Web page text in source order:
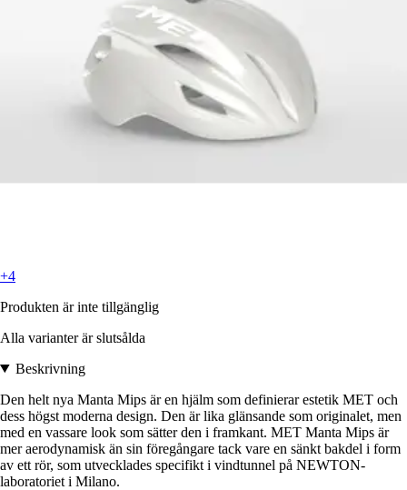
+4
Produkten är inte tillgänglig
Alla varianter är slutsålda
Beskrivning
Den helt nya Manta Mips är en hjälm som definierar estetik MET och
dess högst moderna design. Den är lika glänsande som originalet, men
med en vassare look som sätter den i framkant. MET Manta Mips är
mer aerodynamisk än sin föregångare tack vare en sänkt bakdel i form
av ett rör, som utvecklades specifikt i vindtunnel på NEWTON-
laboratoriet i Milano.